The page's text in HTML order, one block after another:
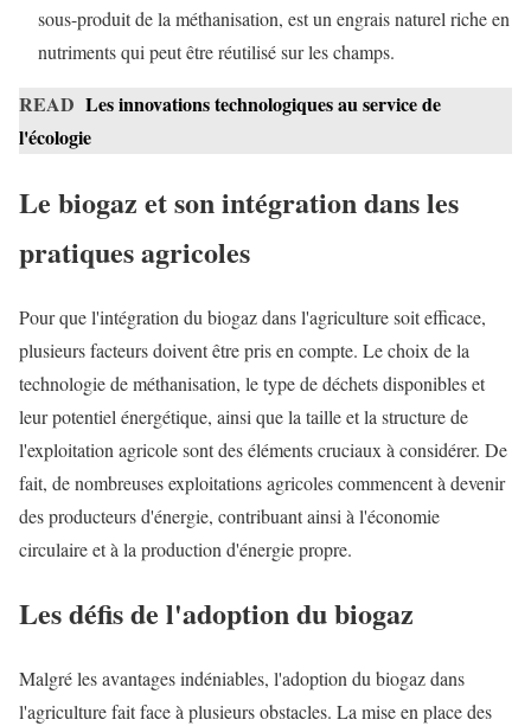
sous-produit de la méthanisation, est un engrais naturel riche en
nutriments qui peut être réutilisé sur les champs.
READ Les innovations technologiques au service de
l'écologie
Le biogaz et son intégration dans les
pratiques agricoles
Pour que l'intégration du biogaz dans l'agriculture soit efficace,
plusieurs facteurs doivent être pris en compte. Le choix de la
technologie de méthanisation, le type de déchets disponibles et
leur potentiel énergétique, ainsi que la taille et la structure de
l'exploitation agricole sont des éléments cruciaux à considérer. De
fait, de nombreuses exploitations agricoles commencent à devenir
des producteurs d'énergie, contribuant ainsi à l'économie
circulaire et à la production d'énergie propre.
Les défis de l'adoption du biogaz
Malgré les avantages indéniables, l'adoption du biogaz dans
l'agriculture fait face à plusieurs obstacles. La mise en place des